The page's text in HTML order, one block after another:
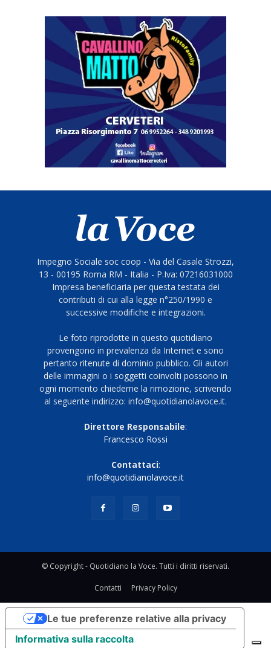
Impegno Sociale soc coop - Via del Casale Strozzi,
13 - 00195 Roma RM - Italia - P.Iva: 07216031000
Impresa beneficiaria per questa testata dei
contributi di cui alla legge n°250/1990 e
successive modifiche e integrazioni.
Le foto riprodotte in questo quotidiano
provengono in prevalenza da Internet e sono
pertanto ritenute di dominio pubblico. Gli autori
delle immagini o i soggetti coinvolti possono in
ogni momento chiederne la rimozione, scrivendo
al seguente indirizzo: info@quotidianolavoce.it.
Direttore Responsabile:
Francesco Rossi
Contattaci:
info@quotidianolavoce.it
© Copyright - Quotidiano la Voce. Tutti i diritti riservati.
Contatti Privacy Policy
Informativa sulla raccolta
Le tue preferenze relative alla privacy